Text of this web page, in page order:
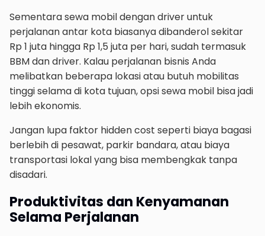
Sementara sewa mobil dengan driver untuk
perjalanan antar kota biasanya dibanderol sekitar
Rp 1 juta hingga Rp 1,5 juta per hari, sudah termasuk
BBM dan driver. Kalau perjalanan bisnis Anda
melibatkan beberapa lokasi atau butuh mobilitas
tinggi selama di kota tujuan, opsi sewa mobil bisa jadi
lebih ekonomis.
Jangan lupa faktor hidden cost seperti biaya bagasi
berlebih di pesawat, parkir bandara, atau biaya
transportasi lokal yang bisa membengkak tanpa
disadari.
Produktivitas dan Kenyamanan
Selama Perjalanan